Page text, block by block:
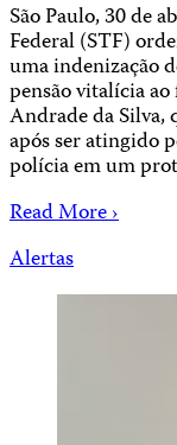
São Paulo, 30 de
Federal (STF)
uma indenização
pensão vitalícia
Andrade da Silva,
após ser atingido
polícia em um
Read More ›
Alertas